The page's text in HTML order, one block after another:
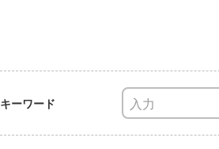
キーワード